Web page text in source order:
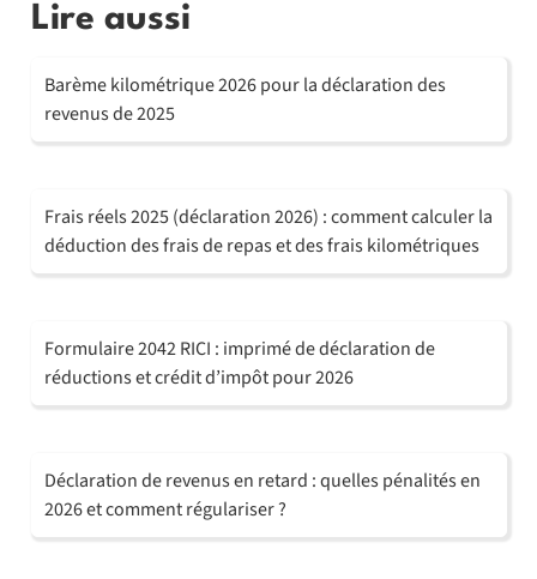
Lire aussi
Barème kilométrique 2026 pour la déclaration des
revenus de 2025
Frais réels 2025 (déclaration 2026) : comment calculer la
déduction des frais de repas et des frais kilométriques
Formulaire 2042 RICI : imprimé de déclaration de
réductions et crédit d’impôt pour 2026
Déclaration de revenus en retard : quelles pénalités en
2026 et comment régulariser ?